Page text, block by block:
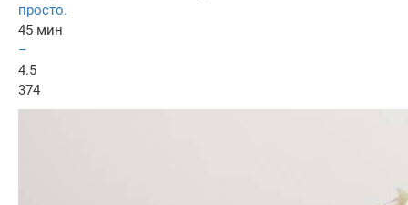
просто.
45 мин
–
4.5
374